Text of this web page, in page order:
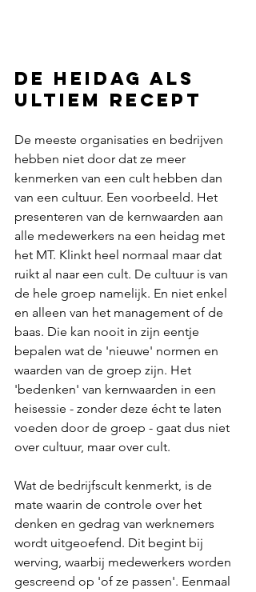
De heidag als
ultiem recept
De meeste organisaties en bedrijven
hebben niet door dat ze meer
kenmerken van een cult hebben dan
van een cultuur. Een voorbeeld. Het
presenteren van de kernwaarden aan
alle medewerkers na een heidag met
het MT. Klinkt heel normaal maar dat
ruikt al naar een cult. De cultuur is van
de hele groep namelijk. En niet enkel
en alleen van het management of de
baas. Die kan nooit in zijn eentje
bepalen wat de 'nieuwe' normen en
waarden van de groep zijn. Het
'bedenken' van kernwaarden in een
heisessie - zonder deze écht te laten
voeden door de groep - gaat dus niet
over cultuur, maar over cult.
Wat de bedrijfscult kenmerkt, is de
mate waarin de controle over het
denken en gedrag van werknemers
wordt uitgeoefend. Dit begint bij
werving, waarbij medewerkers worden
gescreend op 'of ze passen'. Eenmaal